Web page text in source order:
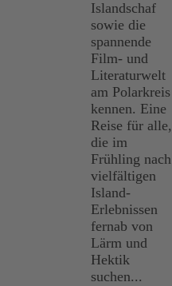
Islandschaf
sowie die
spannende
Film- und
Literaturwelt
am Polarkreis
kennen. Eine
Reise für alle,
die im
Frühling nach
vielfältigen
Island-
Erlebnissen
fernab von
Lärm und
Hektik
suchen...